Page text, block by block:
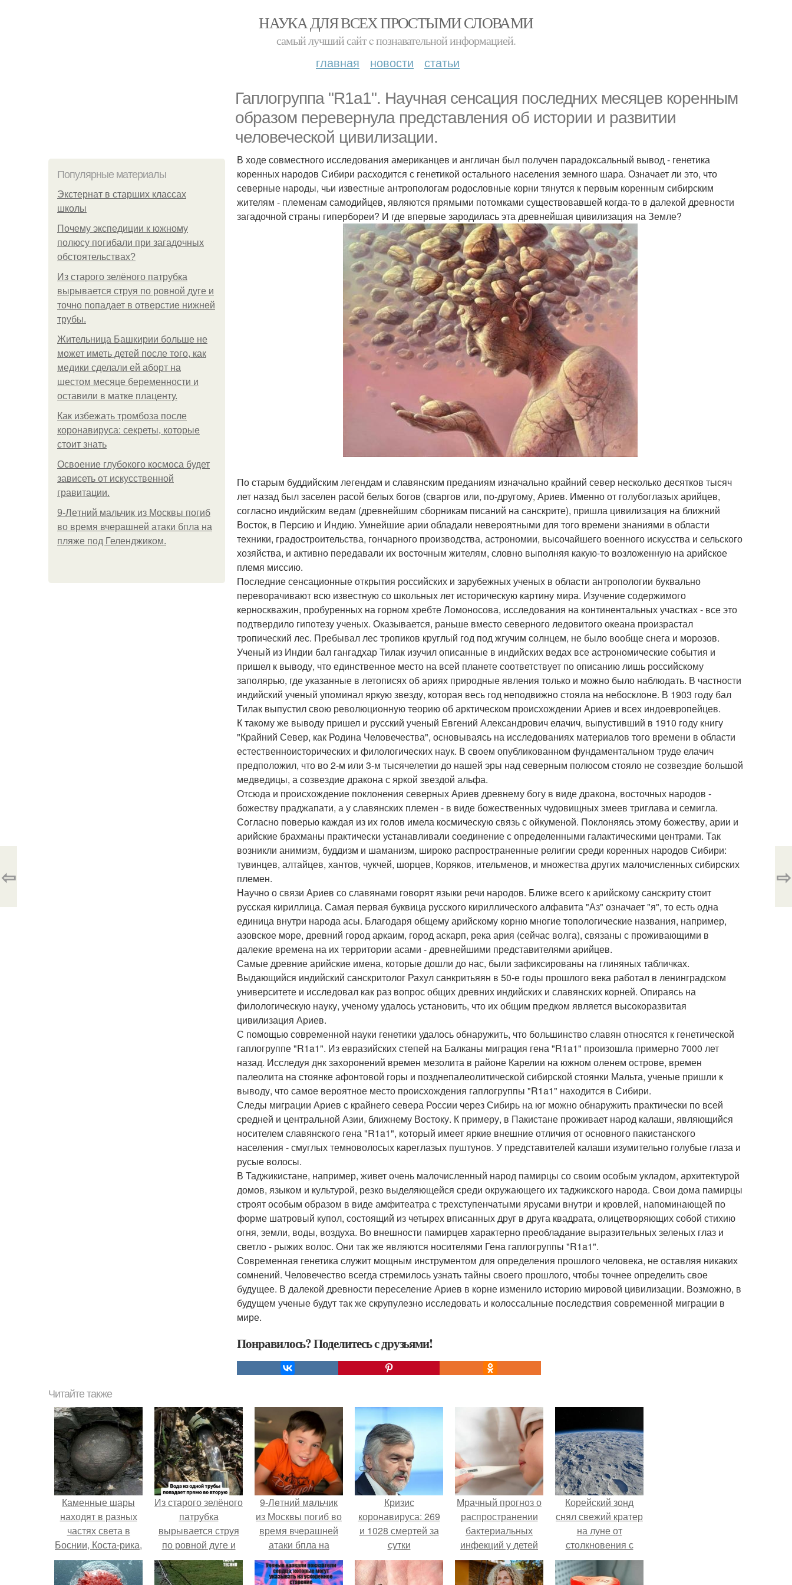
НАУКА ДЛЯ ВСЕХ ПРОСТЫМИ СЛОВАМИ
самый лучший сайт c познавательной информацией.
главная новости статьи
Гаплогруппа "R1a1". Научная сенсация последних месяцев коренным
образом перевернула представления об истории и развитии
человеческой цивилизации.
Популярные материалы
Экстернат в старших классах
школы
Почему экспедиции к южному
полюсу погибали при загадочных
обстоятельствах?
Из старого зелёного патрубка
вырывается струя по ровной дуге и
точно попадает в отверстие нижней
трубы.
Жительница Башкирии больше не
может иметь детей после того, как
медики сделали ей аборт на
шестом месяце беременности и
оставили в матке плаценту.
Как избежать тромбоза после
коронавируса: секреты, которые
стоит знать
Освоение глубокого космоса будет
зависеть от искусственной
гравитации.
9-Лeтний мaльчик из Москвы погиб
во время вчерашней атаки бпла на
пляже под Геленджиком.
В ходе совместного исследования американцев и англичан был получен парадоксальный вывод - генетика
коренных народов Сибири расходится с генетикой остального населения земного шара. Означает ли это, что
северные народы, чьи известные антропологам родословные корни тянутся к первым коренным сибирским
жителям - племенам самодийцев, являются прямыми потомками существовавшей когда-то в далекой древности
загадочной страны гипербореи? И где впервые зародилась эта древнейшая цивилизация на Земле?
По старым буддийским легендам и славянским преданиям изначально крайний север несколько десятков тысяч
лет назад был заселен расой белых богов (сваргов или, по-другому, Ариев. Именно от голубоглазых арийцев,
согласно индийским ведам (древнейшим сборникам писаний на санскрите), пришла цивилизация на ближний
Восток, в Персию и Индию. Умнейшие арии обладали невероятными для того времени знаниями в области
техники, градостроительства, гончарного производства, астрономии, высочайшего военного искусства и сельского
хозяйства, и активно передавали их восточным жителям, словно выполняя какую-то возложенную на арийское
племя миссию.
Последние сенсационные открытия российских и зарубежных ученых в области антропологии буквально
переворачивают всю известную со школьных лет историческую картину мира. Изучение содержимого
керноскважин, пробуренных на горном хребте Ломоносова, исследования на континентальных участках - все это
подтвердило гипотезу ученых. Оказывается, раньше вместо северного ледовитого океана произрастал
тропический лес. Пребывал лес тропиков круглый год под жгучим солнцем, не было вообще снега и морозов.
Ученый из Индии бал гангадхар Тилак изучил описанные в индийских ведах все астрономические события и
пришел к выводу, что единственное место на всей планете соответствует по описанию лишь российскому
заполярью, где указанные в летописях об ариях природные явления только и можно было наблюдать. В частности
индийский ученый упоминал яркую звезду, которая весь год неподвижно стояла на небосклоне. В 1903 году бал
Тилак выпустил свою революционную теорию об арктическом происхождении Ариев и всех индоевропейцев.
К такому же выводу пришел и русский ученый Евгений Александрович елачич, выпустивший в 1910 году книгу
"Крайний Север, как Родина Человечества", основываясь на исследованиях материалов того времени в области
естественноисторических и филологических наук. В своем опубликованном фундаментальном труде елачич
предположил, что во 2-м или 3-м тысячелетии до нашей эры над северным полюсом стояло не созвездие большой
медведицы, а созвездие дракона с яркой звездой альфа.
Отсюда и происхождение поклонения северных Ариев древнему богу в виде дракона, восточных народов -
божеству праджапати, а у славянских племен - в виде божественных чудовищных змеев триглава и семигла.
Согласно поверью каждая из их голов имела космическую связь с ойкуменой. Поклоняясь этому божеству, арии и
арийские брахманы практически устанавливали соединение с определенными галактическими центрами. Так
возникли анимизм, буддизм и шаманизм, широко распространенные религии среди коренных народов Сибири:
тувинцев, алтайцев, хантов, чукчей, шорцев, Коряков, ительменов, и множества других малочисленных сибирских
племен.
Научно о связи Ариев со славянами говорят языки речи народов. Ближе всего к арийскому санскриту стоит
русская кириллица. Самая первая буквица русского кириллического алфавита "Аз" означает "я", то есть одна
единица внутри народа асы. Благодаря общему арийскому корню многие топологические названия, например,
азовское море, древний город аркаим, город аскарп, река ария (сейчас волга), связаны с проживающими в
далекие времена на их территории асами - древнейшими представителями арийцев.
Самые древние арийские имена, которые дошли до нас, были зафиксированы на глиняных табличках.
Выдающийся индийский санскритолог Рахул санкритьяян в 50-е годы прошлого века работал в ленинградском
университете и исследовал как раз вопрос общих древних индийских и славянских корней. Опираясь на
филологическую науку, ученому удалось установить, что их общим предком является высокоразвитая
цивилизация Ариев.
С помощью современной науки генетики удалось обнаружить, что большинство славян относятся к генетической
гаплогруппе "R1a1". Из евразийских степей на Балканы миграция гена "R1a1" произошла примерно 7000 лет
назад. Исследуя днк захоронений времен мезолита в районе Карелии на южном оленем острове, времен
палеолита на стоянке афонтовой горы и позднепалеолитической сибирской стоянки Мальта, ученые пришли к
выводу, что самое вероятное место происхождения гаплогруппы "R1a1" находится в Сибири.
Следы миграции Ариев с крайнего севера России через Сибирь на юг можно обнаружить практически по всей
средней и центральной Азии, ближнему Востоку. К примеру, в Пакистане проживает народ калаши, являющийся
носителем славянского гена "R1a1", который имеет яркие внешние отличия от основного пакистанского
населения - смуглых темноволосых кареглазых пуштунов. У представителей калаши изумительно голубые глаза и
русые волосы.
В Таджикистане, например, живет очень малочисленный народ памирцы со своим особым укладом, архитектурой
домов, языком и культурой, резко выделяющейся среди окружающего их таджикского народа. Свои дома памирцы
строят особым образом в виде амфитеатра с трехступенчатыми ярусами внутри и кровлей, напоминающей по
форме шатровый купол, состоящий из четырех вписанных друг в друга квадрата, олицетворяющих собой стихию
огня, земли, воды, воздуха. Во внешности памирцев характерно преобладание выразительных зеленых глаз и
светло - рыжих волос. Они так же являются носителями Гена гаплогруппы "R1a1".
Современная генетика служит мощным инструментом для определения прошлого человека, не оставляя никаких
сомнений. Человечество всегда стремилось узнать тайны своего прошлого, чтобы точнее определить свое
будущее. В далекой древности переселение Ариев в корне изменило историю мировой цивилизации. Возможно, в
будущем ученые будут так же скрупулезно исследовать и колоссальные последствия современной миграции в
мире.
Понравилось? Поделитесь с друзьями!
⇦ ⇨
Читайте также
Каменные шары
находят в разных
частях света в
Боснии, Коста-рика,
Франции.
Из старого зелёного
патрубка
вырывается струя
по ровной дуге и
точно попадает в
отверстие нижней
9-Лeтний мaльчик
из Москвы погиб во
время вчерашней
атаки бпла на
пляже под
Геленджиком.
Кризис
коронавируса: 269
и 1028 смертей за
сутки
Мрачный прогноз о
распространении
бактериальных
инфекций у детей
вышел.
Корейский зонд
снял свежий кратер
на луне от
столкновения с
обломком Falcon 9.